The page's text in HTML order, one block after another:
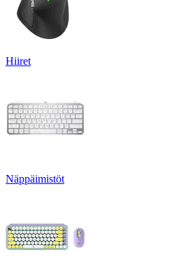
Hiiret
Näppäimistöt